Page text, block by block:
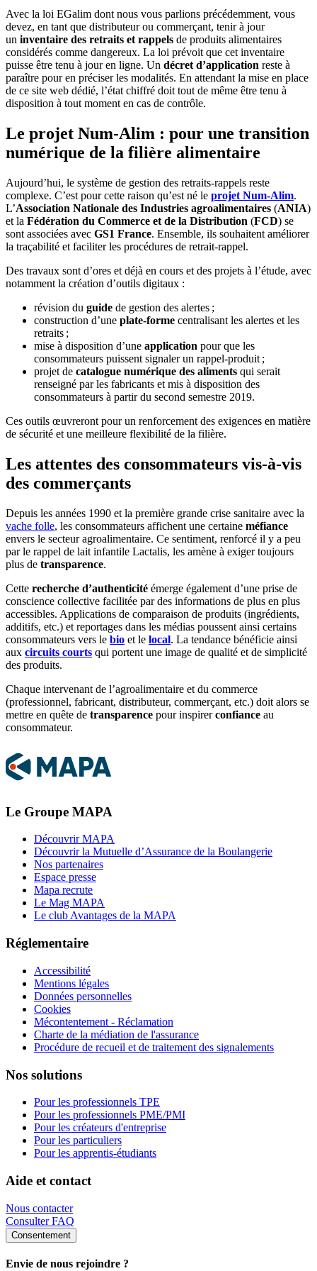
Avec la loi EGalim dont nous vous parlions précédemment, vous
devez, en tant que distributeur ou commerçant, tenir à jour
un inventaire des retraits et rappels de produits alimentaires
considérés comme dangereux. La loi prévoit que cet inventaire
puisse être tenu à jour en ligne. Un décret d’application reste à
paraître pour en préciser les modalités. En attendant la mise en place
de ce site web dédié, l’état chiffré doit tout de même être tenu à
disposition à tout moment en cas de contrôle.
Le projet Num-Alim : pour une transition
numérique de la filière alimentaire
Aujourd’hui, le système de gestion des retraits-rappels reste
complexe. C’est pour cette raison qu’est né le projet Num-Alim.
L’Association Nationale des Industries agroalimentaires (ANIA)
et la Fédération du Commerce et de la Distribution (FCD) se
sont associées avec GS1 France. Ensemble, ils souhaitent améliorer
la traçabilité et faciliter les procédures de retrait-rappel.
Des travaux sont d’ores et déjà en cours et des projets à l’étude, avec
notamment la création d’outils digitaux :
révision du guide de gestion des alertes ;
construction d’une plate-forme centralisant les alertes et les
retraits ;
mise à disposition d’une application pour que les
consommateurs puissent signaler un rappel-produit ;
projet de catalogue numérique des aliments qui serait
renseigné par les fabricants et mis à disposition des
consommateurs à partir du second semestre 2019.
Ces outils œuvreront pour un renforcement des exigences en matière
de sécurité et une meilleure flexibilité de la filière.
Les attentes des consommateurs vis-à-vis
des commerçants
Depuis les années 1990 et la première grande crise sanitaire avec la
vache folle, les consommateurs affichent une certaine méfiance
envers le secteur agroalimentaire. Ce sentiment, renforcé il y a peu
par le rappel de lait infantile Lactalis, les amène à exiger toujours
plus de transparence.
Cette recherche d’authenticité émerge également d’une prise de
conscience collective facilitée par des informations de plus en plus
accessibles. Applications de comparaison de produits (ingrédients,
additifs, etc.) et reportages dans les médias poussent ainsi certains
consommateurs vers le bio et le local. La tendance bénéficie ainsi
aux circuits courts qui portent une image de qualité et de simplicité
des produits.
Chaque intervenant de l’agroalimentaire et du commerce
(professionnel, fabricant, distributeur, commerçant, etc.) doit alors se
mettre en quête de transparence pour inspirerconfiance au
consommateur.
Le Groupe MAPA
Découvrir MAPA
Découvrir la Mutuelle d’Assurance de la Boulangerie
Nos partenaires
Espace presse
Mapa recrute
Le Mag MAPA
Le club Avantages de la MAPA
Réglementaire
Accessibilité
Mentions légales
Données personnelles
Cookies
Mécontentement - Réclamation
Charte de la médiation de l'assurance
Procédure de recueil et de traitement des signalements
Nos solutions
Pour les professionnels TPE
Pour les professionnels PME/PMI
Pour les créateurs d'entreprise
Pour les particuliers
Pour les apprentis-étudiants
Aide et contact
Nous contacter
Consulter FAQ
Consentement
Envie de nous rejoindre ?